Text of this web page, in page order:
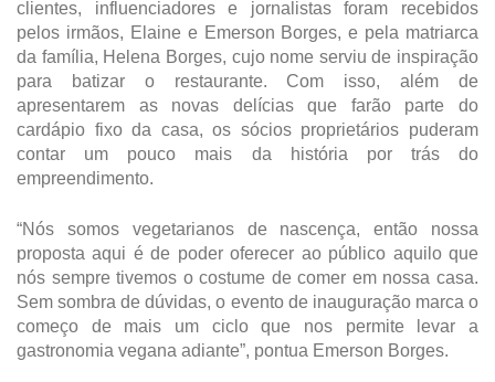
clientes, influenciadores e jornalistas foram recebidos
pelos irmãos, Elaine e Emerson Borges, e pela matriarca
da família, Helena Borges, cujo nome serviu de inspiração
para batizar o restaurante. Com isso, além de
apresentarem as novas delícias que farão parte do
cardápio fixo da casa, os sócios proprietários puderam
contar um pouco mais da história por trás do
empreendimento.
“Nós somos vegetarianos de nascença, então nossa
proposta aqui é de poder oferecer ao público aquilo que
nós sempre tivemos o costume de comer em nossa casa.
Sem sombra de dúvidas, o evento de inauguração marca o
começo de mais um ciclo que nos permite levar a
gastronomia vegana adiante”, pontua Emerson Borges.